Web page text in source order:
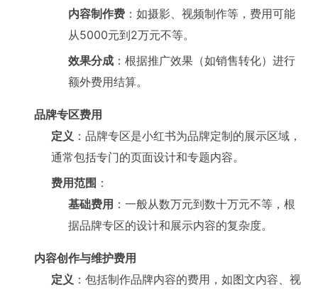
内容制作费 ：如摄影、视频制作等，费用可能
从5000元到2万元不等。
效果分成 ：根据推广效果（如销售转化）进行
额外费用结算。
品牌专区费用
定义 ：品牌专区是小红书为品牌定制的展示区域，
通常包括专门的页面设计和专题内容。
费用范围 ：
基础费用 ：一般从数万元到数十万元不等，根
据品牌专区的设计和展示内容的复杂度。
内容创作与维护费用
定义 ：包括制作品牌内容的费用，如图文内容、视